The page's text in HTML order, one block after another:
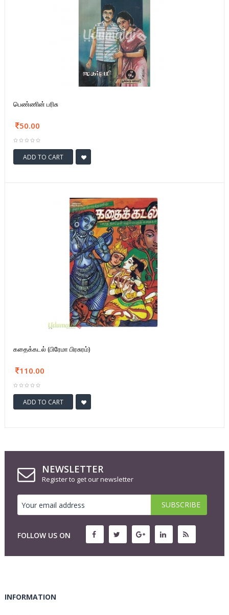
பெண்ணின் பரிசு
50.00
ADD TO CART
கதைக்கடல் (பிரேமா பிரசுரம்)
110.00
ADD TO CART
NEWSLETTER
Register to get our newsletter
FOLLOW US ON
INFORMATION